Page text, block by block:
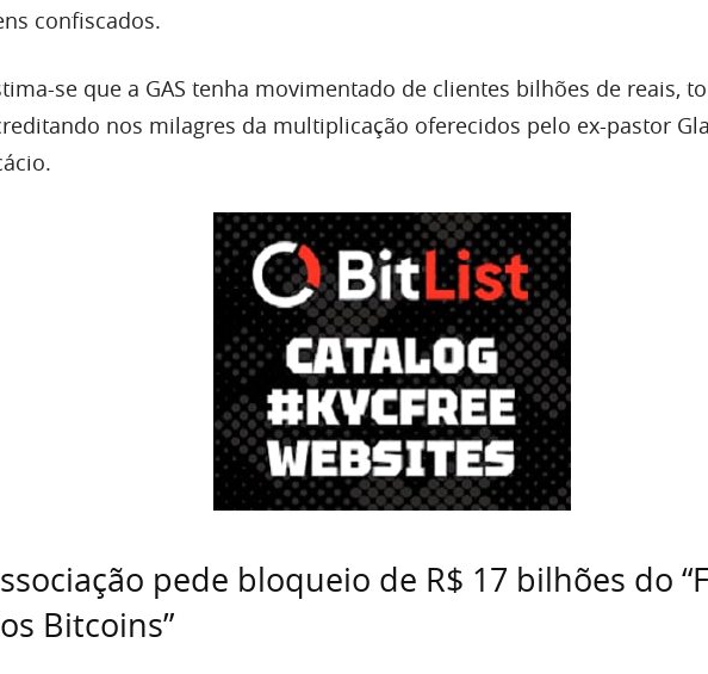
confiscados.
se que a GAS tenha movimentado de clientes bilhões de reais,
nos milagres da multiplicação oferecidos pelo ex-pastor
pede bloqueio de R$ 17 bilhões do
Bitcoins”